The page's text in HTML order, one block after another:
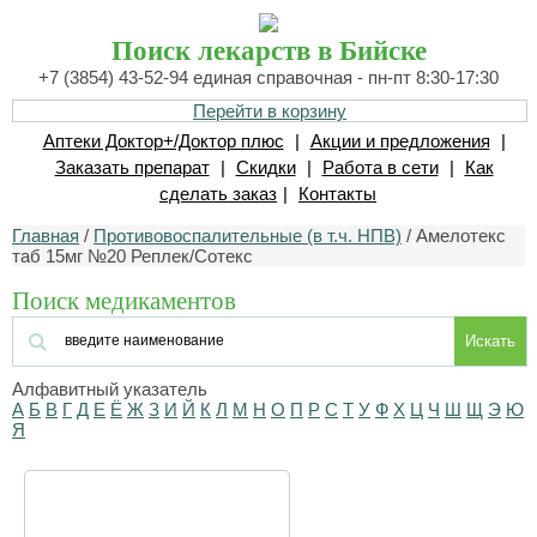
Поиск лекарств в Бийске
+7 (3854) 43-52-94 единая справочная - пн-пт 8:30-17:30
Перейти в корзину
Аптеки Доктор+/Доктор плюс
| Акции и предложения
|
Заказать препарат
| Скидки | Работа в сети |
Как
сделать заказ | Контакты
Главная / Противовоспалительные (в т.ч. НПВ) / Амелотекс
таб 15мг №20 Реплек/Сотекс
Поиск медикаментов
Искать
Алфавитный указатель
А Б В Г Д Е Ё Ж З И Й К Л М Н О П Р С Т У Ф Х Ц Ч Ш Щ Э Ю
Я